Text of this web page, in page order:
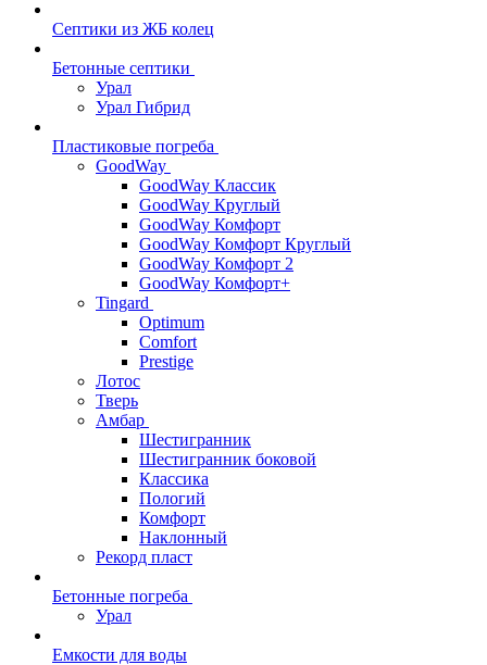
Септики из ЖБ колец
Бетонные септики
Урал
Урал Гибрид
Пластиковые погреба
GoodWay
GoodWay Классик
GoodWay Круглый
GoodWay Комфорт
GoodWay Комфорт Круглый
GoodWay Комфорт 2
GoodWay Комфорт+
Tingard
Optimum
Comfort
Prestige
Лотос
Тверь
Амбар
Шестигранник
Шестигранник боковой
Классика
Пологий
Комфорт
Наклонный
Рекорд пласт
Бетонные погреба
Урал
Емкости для воды